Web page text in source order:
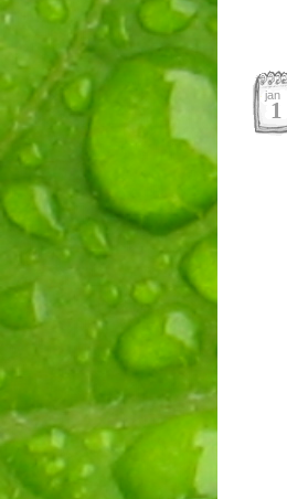
jan
1